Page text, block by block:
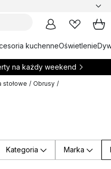
kuchenneOświetlenie
na każdy weekend
stołowe / Obrusy /
Kategoria Marka